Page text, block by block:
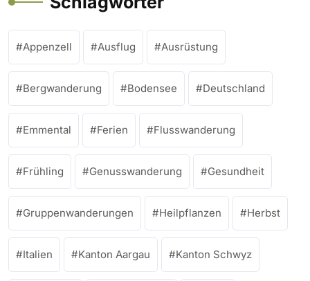
Appenzell Ausflug Ausrüstung
Bergwanderung Bodensee Deutschland
Emmental Ferien Flusswanderung
Frühling Genusswanderung Gesundheit
Gruppenwanderungen Heilpflanzen Herbst
Italien Kanton Aargau Kanton Schwyz